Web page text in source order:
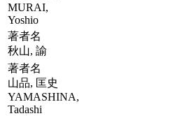
MURAI,
Yoshio
著者名
秋山, 諭
著者名
山品, 匡史
YAMASHINA,
Tadashi